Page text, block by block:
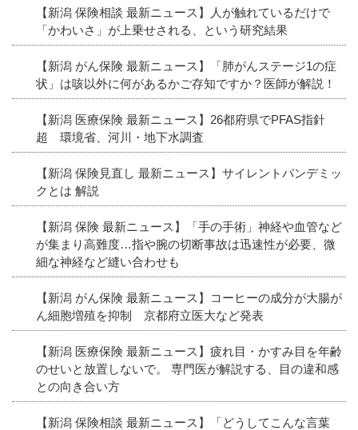
【新潟 保険相談 最新ニュース】人が触れているだけで
「かわいさ」が上乗せされる、という研究結果
【新潟 がん保険 最新ニュース】「肺がんステージ1の症
状」は咳以外に何があるかご存知ですか？医師が解説！
【新潟 医療保険 最新ニュース】26都府県でPFAS指針
超 環境省、河川・地下水調査
【新潟 保険見直し 最新ニュース】サイレントパンデミッ
クとは 解説
【新潟 保険 最新ニュース】「手の手術」神経や血管など
が集まり高難度…指や腕の切断事故は迅速性が必要、微
細な神経など縫い合わせも
【新潟 がん保険 最新ニュース】コーヒーの成分が大腸が
ん細胞増殖を抑制 京都府立医大など発表
【新潟 医療保険 最新ニュース】疲れ目・かすみ目を年齢
のせいと放置しないで。 専門医が解説する、目の違和感
との向き合い方
【新潟 保険相談 最新ニュース】「どうしてこんな言葉